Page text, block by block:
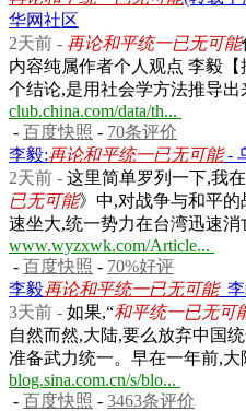
华网社区
2天前 - 再论和平统一已无可能
内容纯属作者个人观点 李毅
个结论,是用社会学方法推导出
club.china.com/data/th...
- 百度快照 - 70条评价
李毅:再论和平统一已无可能-
2天前 - 这里简单罗列一下,我
已无可能》中,对战争与和平
速坐大,统一势力在台湾迅速消
www.wyzxwk.com/Article...
- 百度快照 - 70%好评
李毅再论和平统一已无可能_
3天前 - 如果,“和平统一已无可
自然而然,大陆,要么放弃中国
准备武力统一。早在一年前,大
blog.sina.com.cn/s/blo...
- 百度快照 - 3463条评价